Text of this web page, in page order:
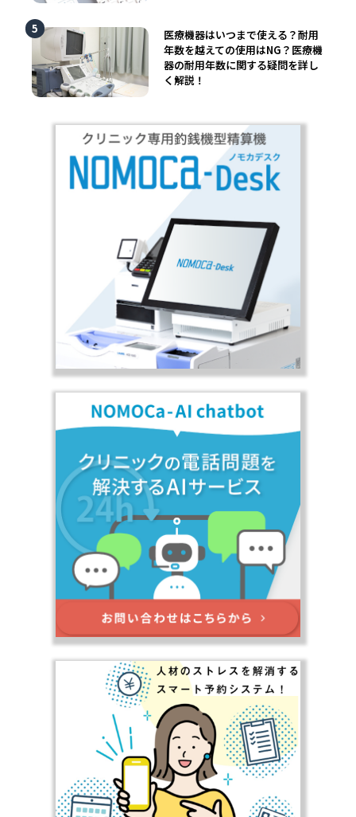
医療機器はいつまで使える？耐用
年数を越えての使用はNG？医療機
器の耐用年数に関する疑問を詳し
く解説！